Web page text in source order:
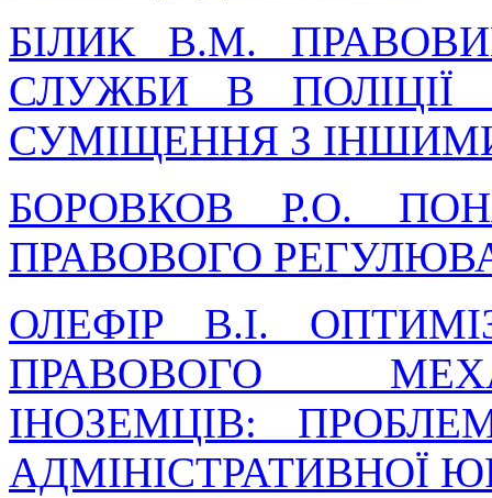
БІЛИК В.М.
СЛУЖБИ В
СУМІЩЕННЯ З
БОРОВКОВ Р.О.
ПРАВОВОГО
ОЛЕФІР В.І.
ПРАВОВОГО
ІНОЗЕМЦІВ:
АДМІНІСТРАТИВНОЇ